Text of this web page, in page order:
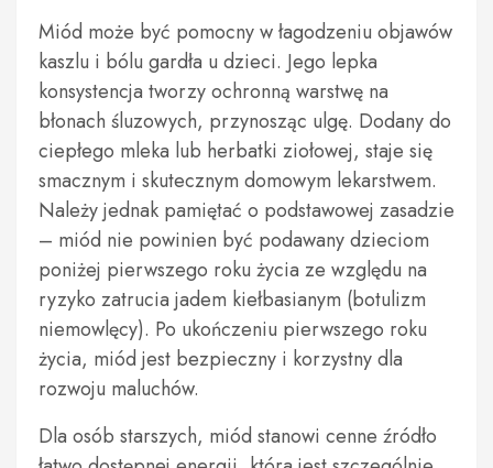
Miód może być pomocny w łagodzeniu objawów
kaszlu i bólu gardła u dzieci. Jego lepka
konsystencja tworzy ochronną warstwę na
błonach śluzowych, przynosząc ulgę. Dodany do
ciepłego mleka lub herbatki ziołowej, staje się
smacznym i skutecznym domowym lekarstwem.
Należy jednak pamiętać o podstawowej zasadzie
– miód nie powinien być podawany dzieciom
poniżej pierwszego roku życia ze względu na
ryzyko zatrucia jadem kiełbasianym (botulizm
niemowlęcy). Po ukończeniu pierwszego roku
życia, miód jest bezpieczny i korzystny dla
rozwoju maluchów.
Dla osób starszych, miód stanowi cenne źródło